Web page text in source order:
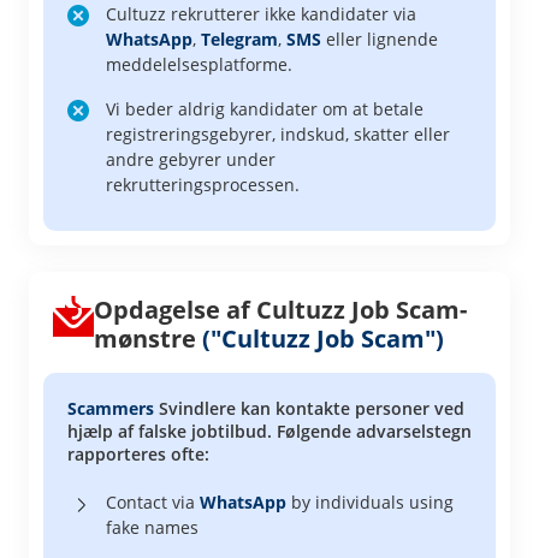
Cultuzz rekrutterer ikke kandidater via
WhatsApp, Telegram, SMS eller lignende
meddelelsesplatforme.
Vi beder aldrig kandidater om at betale
registreringsgebyrer, indskud, skatter eller
andre gebyrer under
rekrutteringsprocessen.
Opdagelse af Cultuzz Job Scam-
mønstre ("Cultuzz Job Scam")
Scammers Svindlere kan kontakte personer ved
hjælp af falske jobtilbud. Følgende advarselstegn
rapporteres ofte:
Contact via WhatsApp by individuals using
fake names